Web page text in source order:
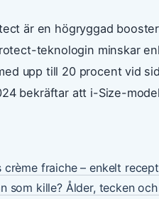
är en högryggad
teknologin minskar
upp till 20 procent vid
bekräftar att i-Size-
crème fraiche – enkelt recept
som kille? Ålder, tecken